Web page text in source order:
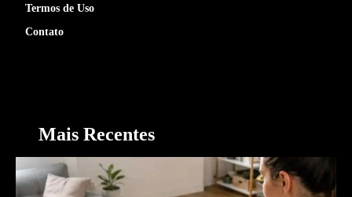
Termos de Uso
Contato
Mais Recentes